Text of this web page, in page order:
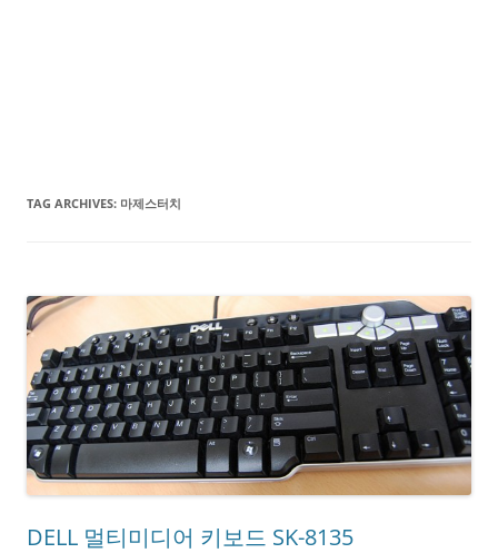
TAG ARCHIVES: 마제스터치
DELL 멀티미디어 키보드 SK-8135